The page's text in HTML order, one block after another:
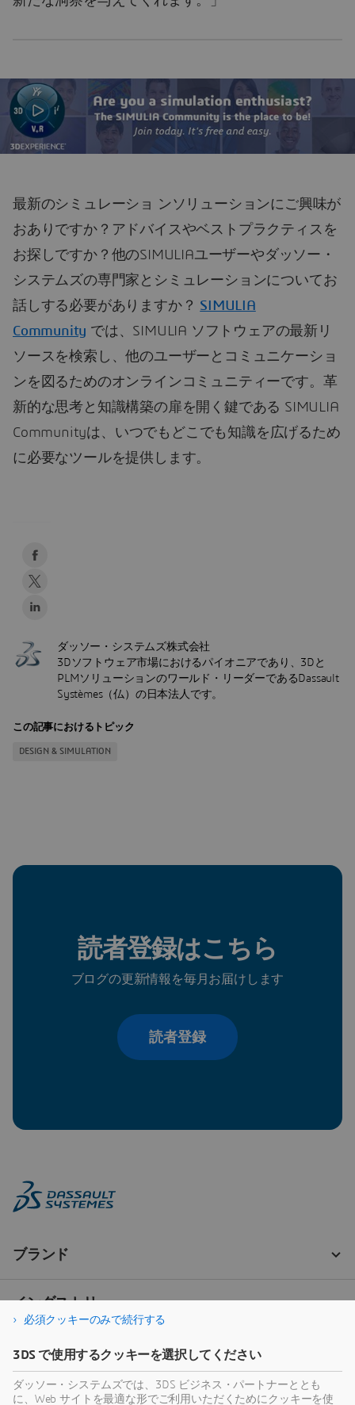
最新のシミュレーショ ンソリューションにご興味が
おありですか？アドバイスやベストプラクティスを
お探しですか？他のSIMULIAユーザーやダッソー・
システムズの専門家とシミュレーションについてお
話しする必要がありますか？ SIMULIA
Community では、SIMULIA ソフトウェアの最新リ
ソースを検索し、他のユーザーとコミュニケーショ
ンを図るためのオンラインコミュニティーです。革
新的な思考と知識構築の扉を開く鍵である SIMULIA
Communityは、いつでもどこでも知識を広げるため
に必要なツールを提供します。
ダッソー・システムズ株式会社
3Dソフトウェア市場におけるパイオニアであり、3Dと
PLMソリューションのワールド・リーダーであるDassault
Systèmes（仏）の日本法人です。
この記事におけるトピック
DESIGN & SIMULATION
読者登録はこちら
ブログの更新情報を毎月お届けします
読者登録
必須クッキーのみで続行する
3DS で使用するクッキーを選択してください
ダッソー・システムズでは、3DS ビジネス・パートナーととも
に、Web サイトを最適な形でご利用いただくためにクッキーを使